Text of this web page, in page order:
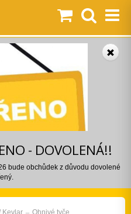
- DOVOLENÁ!!
bude obchůdek z důvodu dovolené
Kevlar
Ohnivé tyče